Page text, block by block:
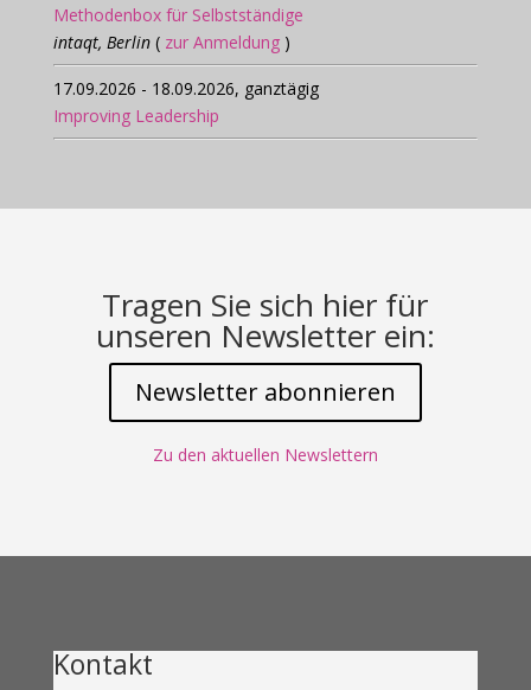
Methodenbox für Selbstständige
intaqt, Berlin ( zur Anmeldung)
17.09.2026 - 18.09.2026, ganztägig
Improving Leadership
Tragen Sie sich hier für
unseren Newsletter ein:
Newsletter abonnieren
Zu den aktuellen Newslettern
Kontakt